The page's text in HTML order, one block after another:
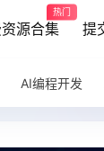
源合集
热门
提
AI编程开发